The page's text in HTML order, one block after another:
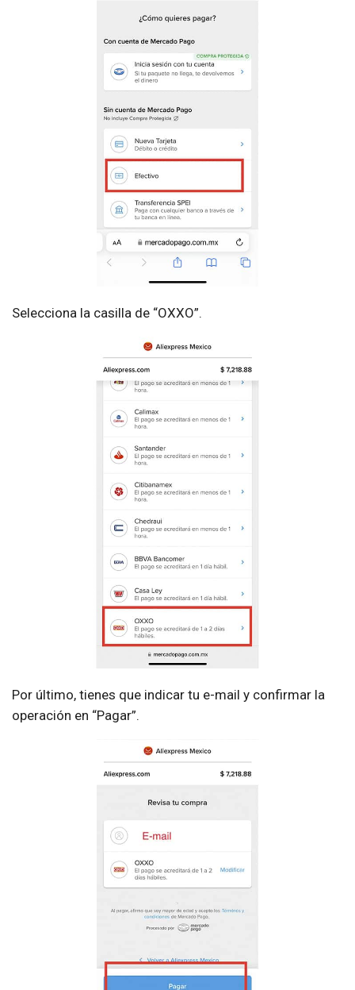
Selecciona la casilla de “OXXO”.
Por último, tienes que indicar tu e-mail y confirmar la
operación en “Pagar”.